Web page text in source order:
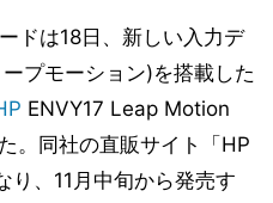
ドは18日、新しい入力デ
プモーション)を搭載した
ENVY17 Leap Motion
。同社の直販サイト「HP
、11月中旬から発売す